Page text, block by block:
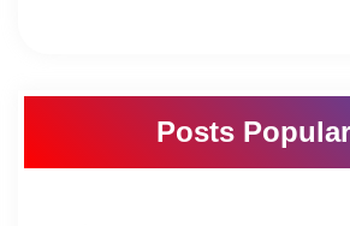
Posts